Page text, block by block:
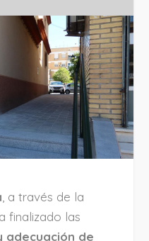
, a través de la
finalizado las
adecuación de